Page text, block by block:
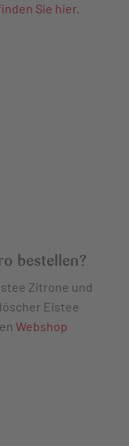
Sie hier.
bestellen?
Zitrone und
Eistee
Webshop